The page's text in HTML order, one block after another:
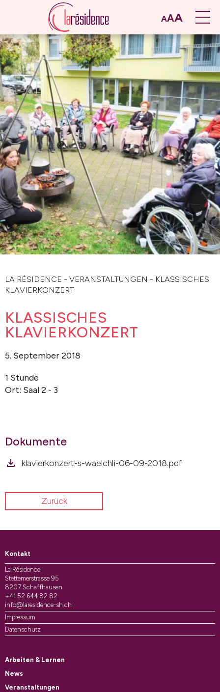
AAA
LA RÉSIDENCE - VERANSTALTUNGEN - KLASSISCHES
KLAVIERKONZERT
KLASSISCHES
KLAVIERKONZERT
5. September 2018
1 Stunde
Ort: Saal 2 - 3
Dokumente
klavierkonzert-s-waelchli-06-09-2018.pdf
Zurück
Kontakt
La Résidence
Stettemerstrasse 95
8207 Schaffhausen
+41 52 644 82 82
info@laresidence-sh.ch
Impressum
Datenschutz
Arbeiten & Lernen
News
Veranstaltungen